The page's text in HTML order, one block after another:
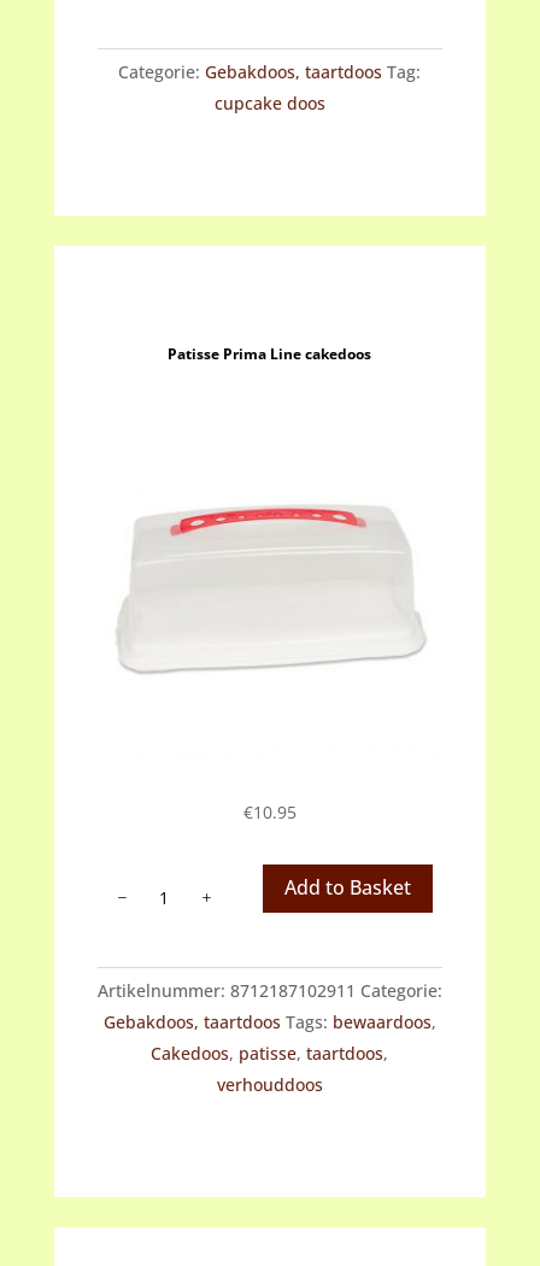
aantal
Categorie: Gebakdoos, taartdoos Tag:
cupcake doos
Patisse Prima Line cakedoos
€10.95
cakedoos
aantal
Add to Basket
Artikelnummer: 8712187102911 Categorie:
Gebakdoos, taartdoos Tags: bewaardoos,
Cakedoos, patisse,taartdoos,
verhouddoos